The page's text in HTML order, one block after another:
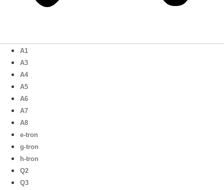
A1
A3
A4
A5
A6
A7
A8
e-tron
g-tron
h-tron
Q2
Q3